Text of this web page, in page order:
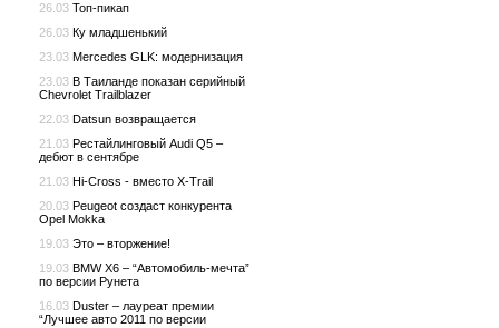
26.03 Топ-пикап
26.03 Ку младшенький
23.03 Mercedes GLK: модернизация
23.03 В Таиланде показан серийный
Chevrolet Trailblazer
22.03 Datsun возвращается
21.03 Рестайлинговый Audi Q5 –
дебют в сентябре
21.03 Hi-Cross - вместо X-Trail
20.03 Peugeot создаст конкурента
Opel Mokka
19.03 Это – вторжение!
19.03 BMW X6 – “Автомобиль-мечта”
по версии Рунета
16.03 Duster – лауреат премии
“Лучшее авто 2011 по версии